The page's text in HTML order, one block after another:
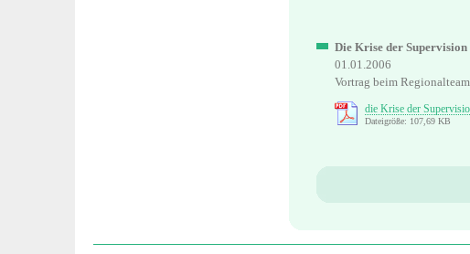
Die Krise der Supervision
01.01.2006
Vortrag beim
die Krise der
Dateigröße: 107,69 KB